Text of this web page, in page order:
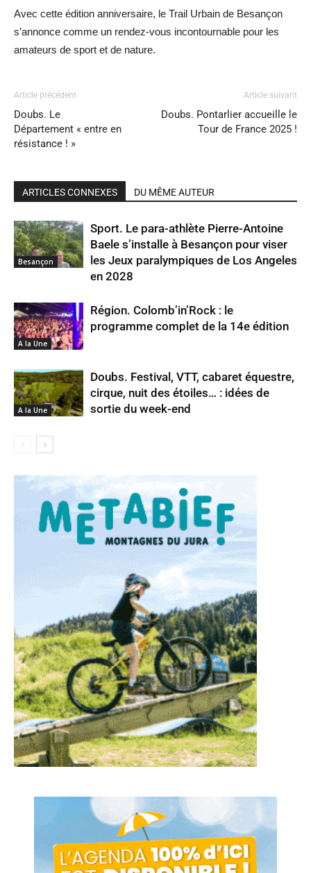
Avec cette édition anniversaire, le Trail Urbain de Besançon
s’annonce comme un rendez-vous incontournable pour les
amateurs de sport et de nature.
Article précédent
Doubs. Le
Département « entre en
résistance ! »
Article suivant
Doubs. Pontarlier accueille le
Tour de France 2025 !
ARTICLES CONNEXES DU MÊME AUTEUR
Besançon
Sport. Le para-athlète Pierre-Antoine
Baele s’installe à Besançon pour viser
les Jeux paralympiques de Los Angeles
en 2028
A la Une
Région. Colomb’in’Rock : le
programme complet de la 14e édition
A la Une
Doubs. Festival, VTT, cabaret équestre,
cirque, nuit des étoiles… : idées de
sortie du week-end